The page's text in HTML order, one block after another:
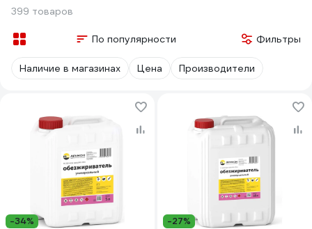
399 товаров
По популярности Фильтры
Наличие в магазинах Цена Производители
-34% -27%